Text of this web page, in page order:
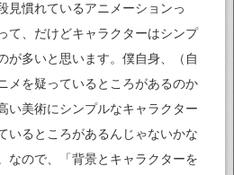
見慣れているアニメーションっ
て、だけどキャラクターはシンプ
が多いと思います。僕自身、（自
メを疑っているところがあるのか
い美術にシンプルなキャラクター
いるところがあるんじゃないかな
なので、「背景とキャラクターを